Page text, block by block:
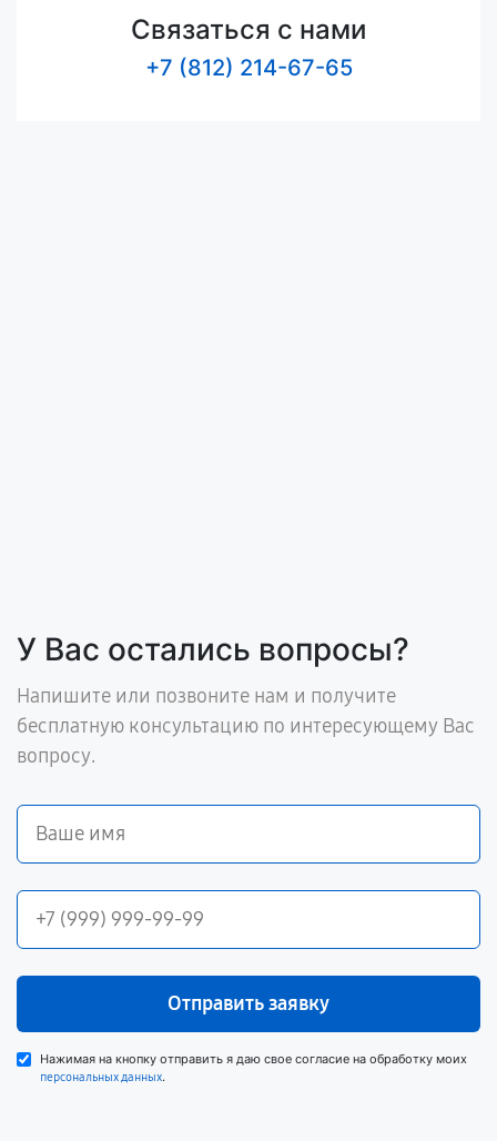
Связаться с нами
+7 (812) 214-67-65
У Вас остались вопросы?
Напишите или позвоните нам и получите
бесплатную консультацию по интересующему Вас
вопросу.
Отправить заявку
Нажимая на кнопку отправить я даю свое согласие на обработку моих
персональных данных.